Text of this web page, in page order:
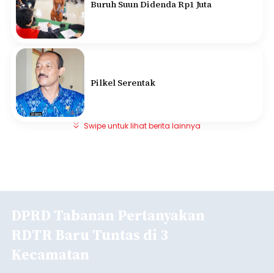
Buruh Suun Didenda Rp1 Juta
Pilkel Serentak
Swipe untuk lihat berita lainnya
DPRD Tabanan Pertanyakan
RDTR Baru Tuntas di 3
Kecamatan